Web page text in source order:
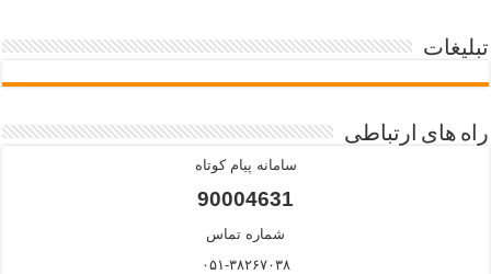
تبلیغات
راه های ارتباطی
سامانه پیام کوتاه
90004631
شماره تماس
۰۵۱-۳۸۲۶۷۰۳۸